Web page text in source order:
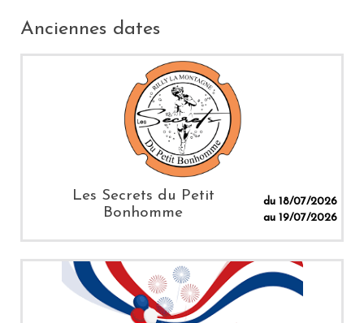
Anciennes dates
Les Secrets du Petit
Bonhomme
du 18/07/2026
au 19/07/2026